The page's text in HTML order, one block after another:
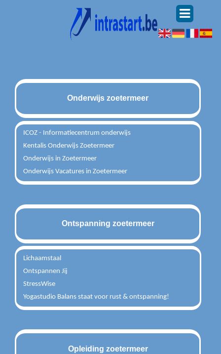
Onderwijs zoetermeer
ICOZ - Informatiecentrum onderwijs
Kentalis Onderwijs Zoetermeer
Onderwijs in Zoetermeer
Onderwijs Vacatures in Zoetermeer
Ontspanning zoetermeer
Lichaamstaal
Ontspannen Jij
StressWise
Yogastudio Balans staat voor rust & ontspanning!
Opleiding zoetermeer